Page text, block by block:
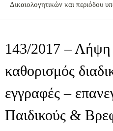
Δικαιολογητικών και περιόδου
143/2017 – Λήψη
καθορισμός
εγγραφές –
Παιδικούς &